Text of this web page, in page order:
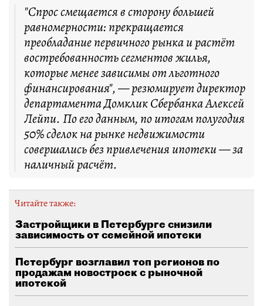
"Спрос смещается в сторону большей
равномерности: прекращается
преобладание первичного рынка и растёт
востребованность сегментов жилья,
которые менее зависимы от льготного
финансирования", — резюмирует директор
департамента Домклик Сбербанка Алексей
Лейпи. По его данным, по итогам полугодия
50% сделок на рынке недвижимости
совершались без привлечения ипотеки — за
наличный расчёт.
Читайте также:
Застройщики в Петербурге снизили
зависимость от семейной ипотеки
Петербург возглавил топ регионов по
продажам новостроек с рыночной
ипотекой